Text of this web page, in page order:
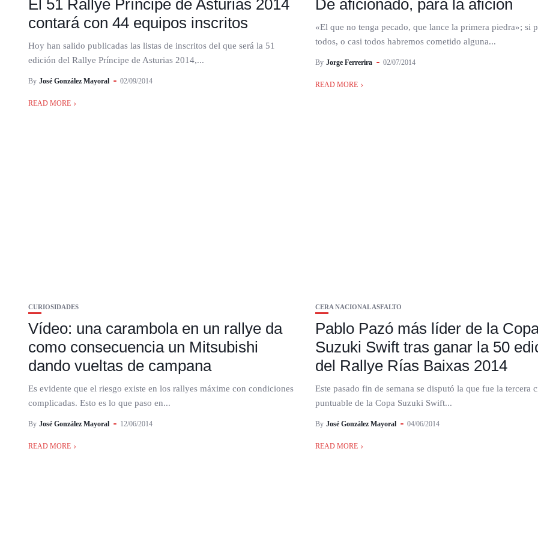
El 51 Rallye Príncipe de Asturias 2014
contará con 44 equipos inscritos
Hoy han salido publicadas las listas de inscritos del que será la 51
edición del Rallye Príncipe de Asturias 2014,...
By José González Mayoral 02/09/2014
READ MORE
De aficionado, para la afición
«El que no tenga pecado, que lance la primera piedra»; si
todos, o casi todos habremos cometido alguna...
By Jorge Ferrerira 02/07/2014
READ MORE
CURIOSIDADES
Vídeo: una carambola en un rallye da
como consecuencia un Mitsubishi
dando vueltas de campana
Es evidente que el riesgo existe en los rallyes máxime con condiciones
complicadas. Esto es lo que paso en...
By José González Mayoral 12/06/2014
READ MORE
CERA NACIONAL ASFALTO
Pablo Pazó más líder de la
Suzuki Swift tras ganar la 50
del Rallye Rías Baixas 2014
Este pasado fin de semana se disputó la que fue la tercera
puntuable de la Copa Suzuki Swift...
By José González Mayoral 04/06/2014
READ MORE